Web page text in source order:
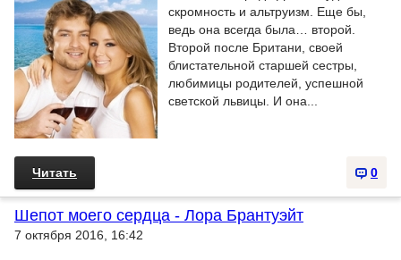
скромность и альтруизм. Еще бы,
ведь она всегда была… второй.
Второй после Британи, своей
блистательной старшей сестры,
любимицы родителей, успешной
светской львицы. И она...
0
Читать
Шепот моего сердца - Лора Брантуэйт
7 октября 2016, 16:42